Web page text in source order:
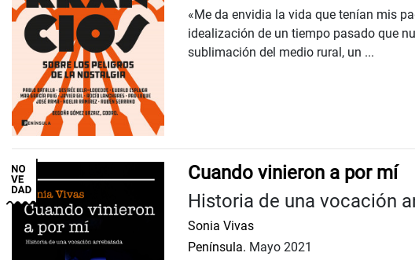
«Me da envidia la vida que tenían mis
idealización de un tiempo pasado que
sublimación del medio rural, un ...
Cuando vinieron a por mí
Historia de una vocación
Sonia Vivas
Península. Mayo 2021